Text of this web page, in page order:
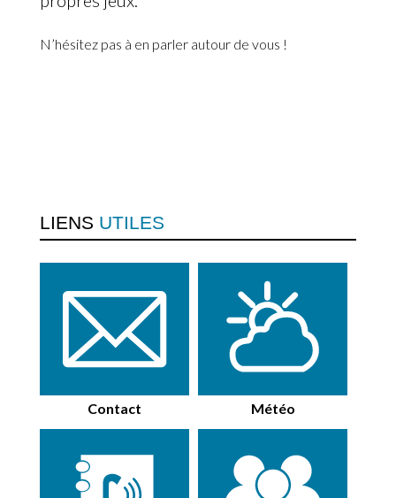
N’hésitez pas à en parler autour de vous !
LIENS UTILES
Contact Météo